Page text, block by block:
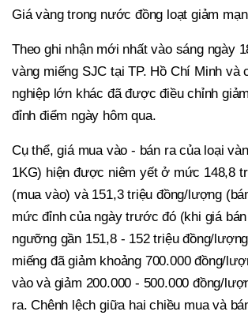
Giá vàng trong nước đồng loạt giảm
Theo ghi nhận mới nhất vào sáng ngày
vàng miếng SJC tại TP. Hồ Chí Minh và
nghiệp lớn khác đã được điều chỉnh
đỉnh điểm ngày hôm qua.
Cụ thể, giá mua vào - bán ra của loại
1KG) hiện được niêm yết ở mức 148,8
(mua vào) và 151,3 triệu đồng/lượng
mức đỉnh của ngày trước đó (khi giá
ngưỡng gần 151,8 - 152 triệu đồng/
miếng đã giảm khoảng 700.000 đồng/
vào và giảm 200.000 - 500.000 đồng/
ra. Chênh lệch giữa hai chiều mua và